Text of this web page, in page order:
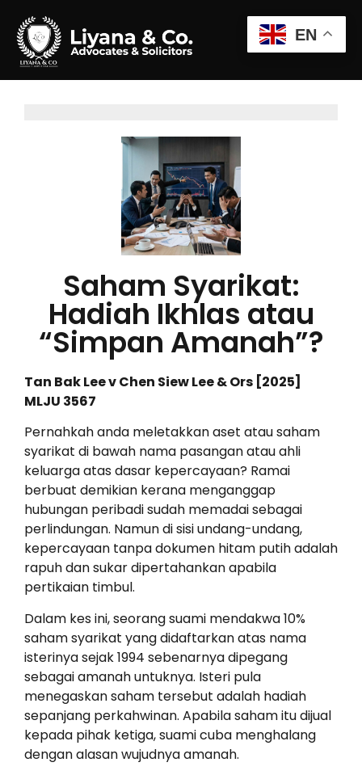
Saham Syarikat:
Hadiah Ikhlas atau
“Simpan Amanah”?
Tan Bak Lee v Chen Siew Lee & Ors [2025]
MLJU 3567
Pernahkah anda meletakkan aset atau saham
syarikat di bawah nama pasangan atau ahli
keluarga atas dasar kepercayaan? Ramai
berbuat demikian kerana menganggap
hubungan peribadi sudah memadai sebagai
perlindungan. Namun di sisi undang-undang,
kepercayaan tanpa dokumen hitam putih adalah
rapuh dan sukar dipertahankan apabila
pertikaian timbul.
Dalam kes ini, seorang suami mendakwa 10%
saham syarikat yang didaftarkan atas nama
isterinya sejak 1994 sebenarnya dipegang
sebagai amanah untuknya. Isteri pula
menegaskan saham tersebut adalah hadiah
sepanjang perkahwinan. Apabila saham itu dijual
kepada pihak ketiga, suami cuba menghalang
dengan alasan wujudnya amanah.
EN